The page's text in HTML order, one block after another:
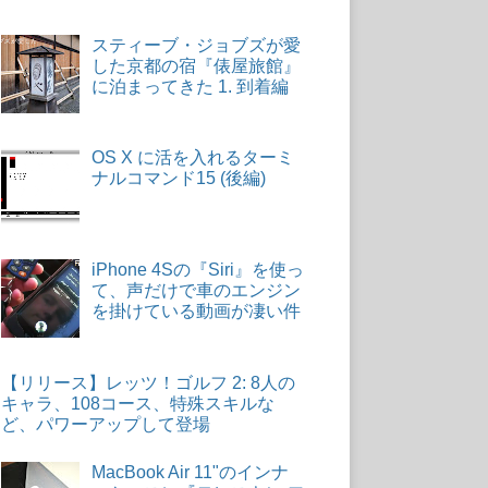
スティーブ・ジョブズが愛
した京都の宿『俵屋旅館』
に泊まってきた 1. 到着編
OS X に活を入れるターミ
ナルコマンド15 (後編)
iPhone 4Sの『Siri』を使っ
て、声だけで車のエンジン
を掛けている動画が凄い件
【リリース】レッツ！ゴルフ 2: 8人の
キャラ、108コース、特殊スキルな
ど、パワーアップして登場
MacBook Air 11"のインナ